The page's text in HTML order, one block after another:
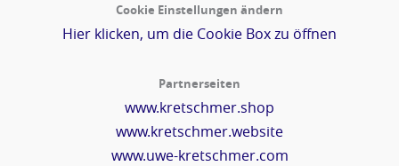
Cookie Einstellungen ändern
Hier klicken, um die Cookie Box zu öffnen
Partnerseiten
www.kretschmer.shop
www.kretschmer.website
www.uwe-kretschmer.com